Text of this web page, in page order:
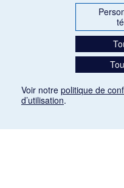
Voir notre politique de
d’utilisation.